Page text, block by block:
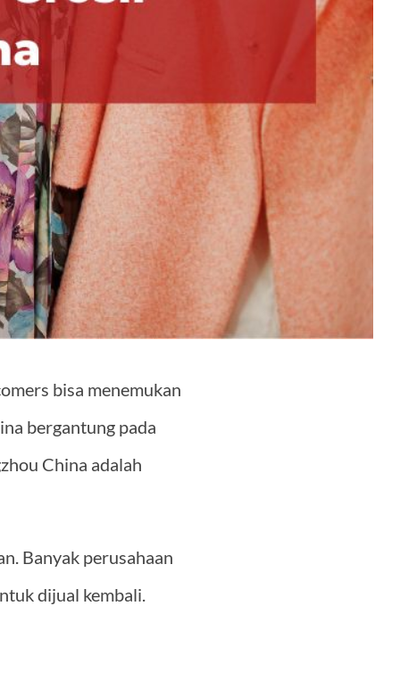
bisa menemukan
bergantung pada
China adalah
Banyak perusahaan
dijual kembali.